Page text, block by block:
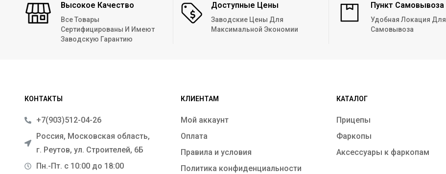
Высокое Качество
Все Товары
Сертифицированы И Имеют
Заводскую Гарантию
Доступные Цены
Заводские Цены Для
Максимальной Экономии
Пункт Самовывоза
Удобная Локация Для
Самовывоза
КОНТАКТЫ
+7(903)512-04-26
Россия, Московская область,
г. Реутов, ул. Строителей, 6Б
Пн.-Пт. с 10:00 до 18:00
КЛИЕНТАМ
Мой аккаунт
Оплата
Правила и условия
Политика конфиденциальности
КАТАЛОГ
Прицепы
Фаркопы
Аксессуары к фаркопам